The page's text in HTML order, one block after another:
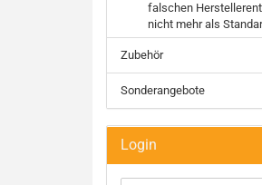
falschen
nicht mehr als
Zubehör
Sonderangebote
Login